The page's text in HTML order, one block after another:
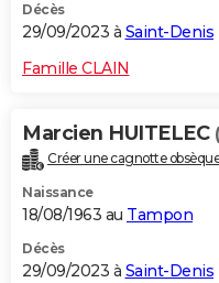
Décès
29/09/2023 à Saint-Denis
Famille CLAIN
Marcien HUITELEC
Créer une cagnotte
Naissance
18/08/1963 au Tampon
Décès
29/09/2023 à Saint-Denis